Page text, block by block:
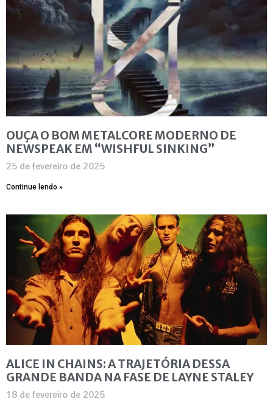
OUÇA O BOM METALCORE MODERNO DE
NEWSPEAK EM “WISHFUL SINKING”
25 de fevereiro de 2025
Continue lendo »
ALICE IN CHAINS: A TRAJETÓRIA DESSA
GRANDE BANDA NA FASE DE LAYNE STALEY
18 de fevereiro de 2025